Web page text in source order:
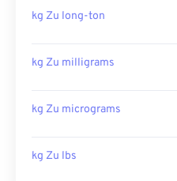
kg Zu long-ton
kg Zu milligrams
kg Zu micrograms
kg Zu lbs